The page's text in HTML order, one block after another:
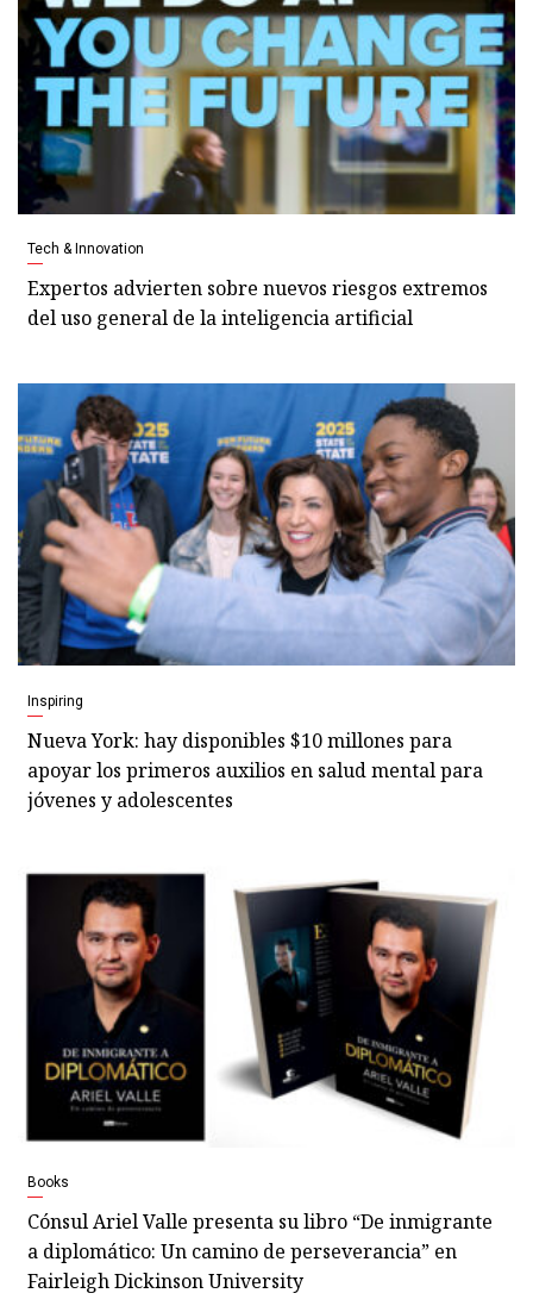
Tech & Innovation
Expertos advierten sobre nuevos riesgos extremos
del uso general de la inteligencia artificial
Inspiring
Nueva York: hay disponibles $10 millones para
apoyar los primeros auxilios en salud mental para
jóvenes y adolescentes
Books
Cónsul Ariel Valle presenta su libro “De inmigrante
a diplomático: Un camino de perseverancia” en
Fairleigh Dickinson University